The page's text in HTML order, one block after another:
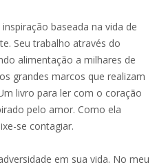
baseada na vida de
Seu trabalho através do
alimentação a milhares de
grandes marcos que realizam
livro para ler com o coração
pelo amor. Como ela
se contagiar.
em sua vida. No meu